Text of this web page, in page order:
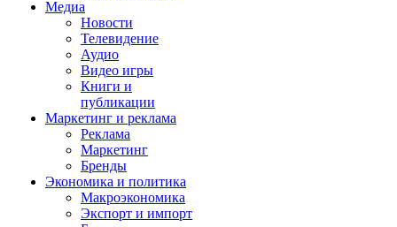
Медиа
Новости
Телевидение
Аудио
Видео игры
Книги и
публикации
Маркетинг и реклама
Реклама
Маркетинг
Бренды
Экономика и политика
Макроэкономика
Экспорт и импорт